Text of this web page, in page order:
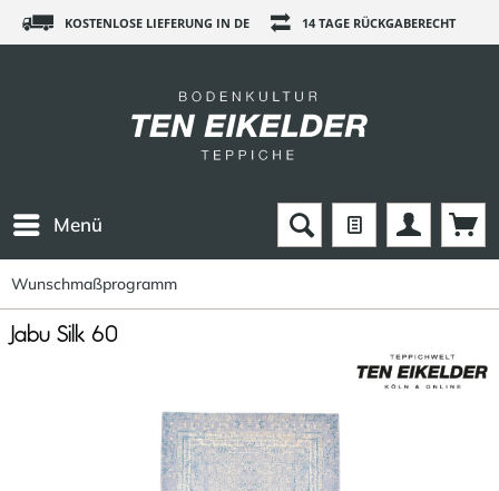
KOSTENLOSE LIEFERUNG IN DE 14 TAGE RÜCKGABERECHT
Menü
Wunschmaßprogramm
Jabu Silk 60